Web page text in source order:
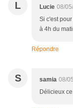
L Lucie 08/
Si c'est
à 4h du
Répondre
S samia 08/
Délicieux